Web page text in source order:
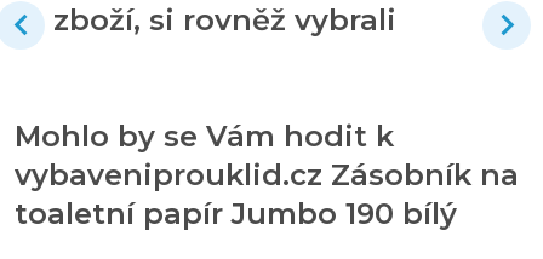
zboží, si rovněž vybrali
Mohlo by se Vám hodit k
vybaveniprouklid.cz Zásobník na
toaletní papír Jumbo 190 bílý